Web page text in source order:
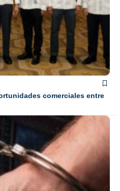
comerciales entre